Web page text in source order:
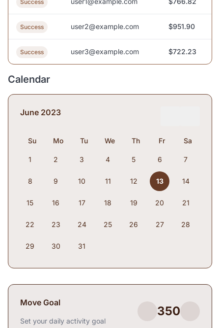
Success
Success user2@example.com $951.90
Success user3@example.com $722.23
Calendar
June 2023
Su Mo Tu We Th Fr Sa
1 2 3 4 5 6 7
8 9 10 11 12 13 14
15 16 17 18 19 20 21
22 23 24 25 26 27 28
29 30 31
Move Goal
Set your daily activity goal
350